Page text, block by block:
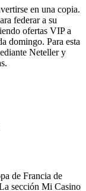
en una copia.
federar a su
ofertas VIP a
domingo. Para esta
Neteller y
de Francia de
sección Mi Casino